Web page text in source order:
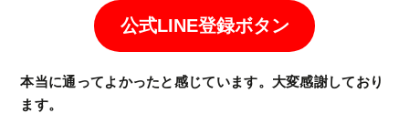
公式LINE登録ボタン
本当に通ってよかったと感じています。大変感謝しており
ます。